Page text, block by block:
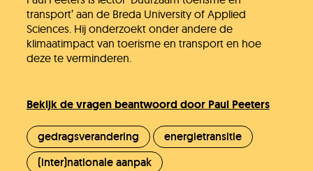
transport’ aan de Breda University of Applied
Sciences. Hij onderzoekt onder andere de
klimaatimpact van toerisme en transport en hoe
deze te verminderen.
Bekijk de vragen beantwoord door Paul Peeters
gedragsverandering
energietransitie
(inter)nationale aanpak